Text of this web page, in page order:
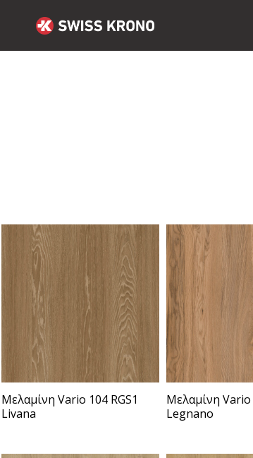
Μελαμίνη Vario 104 RGS1
Livana
Μελαμίνη Vario
Legnano